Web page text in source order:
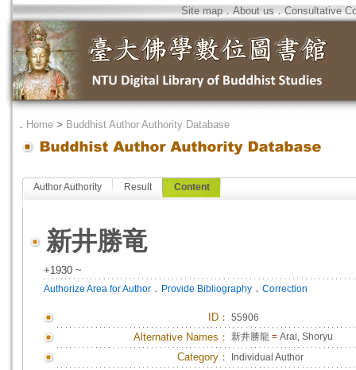
Site map．About us．Consultative
． Home > Buddhist Author Authority Database
Author Authority Result Content
新井勝竜
+1930 ~
Authorize Area for Author ． Provide Bibliography ． Correction
ID ： 55906
Alternative Names： 新井勝龍 = Arai, Shoryu
Category： Individual Author